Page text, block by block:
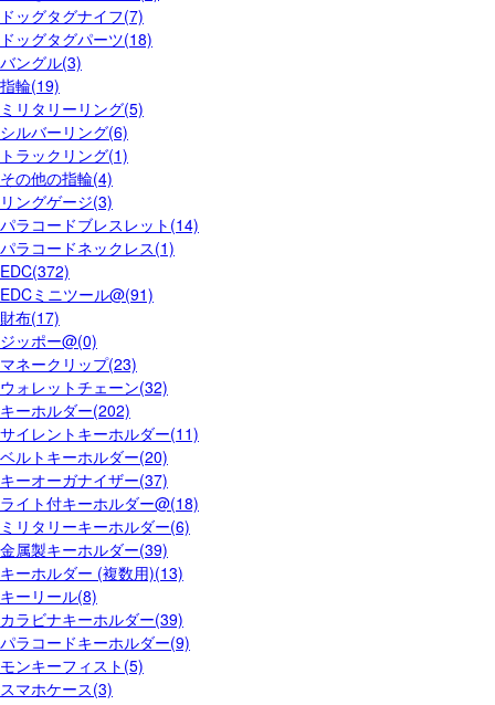
ドッグタグナイフ(7)
ドッグタグパーツ(18)
バングル(3)
指輪(19)
ミリタリーリング(5)
シルバーリング(6)
トラックリング(1)
その他の指輪(4)
リングゲージ(3)
パラコードブレスレット(14)
パラコードネックレス(1)
EDC(372)
EDCミニツール@(91)
財布(17)
ジッポー@(0)
マネークリップ(23)
ウォレットチェーン(32)
キーホルダー(202)
サイレントキーホルダー(11)
ベルトキーホルダー(20)
キーオーガナイザー(37)
ライト付キーホルダー@(18)
ミリタリーキーホルダー(6)
金属製キーホルダー(39)
キーホルダー (複数用)(13)
キーリール(8)
カラビナキーホルダー(39)
パラコードキーホルダー(9)
モンキーフィスト(5)
スマホケース(3)